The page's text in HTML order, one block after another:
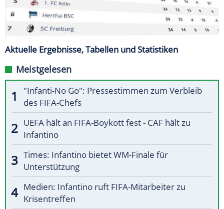
Aktuelle Ergebnisse, Tabellen und Statistiken
Meistgelesen
"Infanti-No Go": Pressestimmen zum Verbleib
des FIFA-Chefs
UEFA hält an FIFA-Boykott fest - CAF hält zu
Infantino
Times: Infantino bietet WM-Finale für
Unterstützung
Medien: Infantino ruft FIFA-Mitarbeiter zu
Krisentreffen